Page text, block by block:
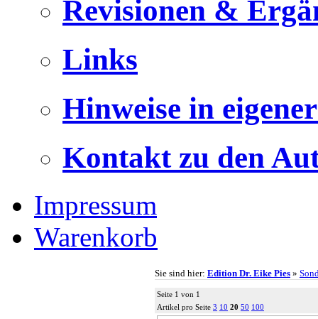
Revisionen &
Links
Hinweise in
Kontakt zu den
Impressum
Warenkorb
Sie sind hier: Edition Dr. Eike Pies »
Seite 1 von 1
Artikel pro Seite 3 10 20 50 100